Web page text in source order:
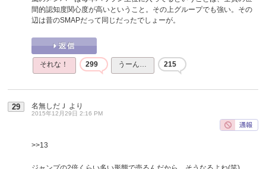
間的認知度関心度が高いということ。その上グループでも強い。その
辺は昔のSMAPだって同じだったでしょーが。
それな！ 299 うーん… 215
29 名無しだＪ より
2015年12月29日 2:16 PM
>>13